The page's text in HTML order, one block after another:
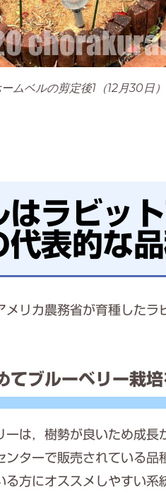
ムベルの剪定後1（12月30日）
はラビッ
代表的な
メリカ農務省が育種したラ
てブルーベリー栽
ーは，樹勢が良いため成長
ンターで販売されている品
方にオススメしやすい系